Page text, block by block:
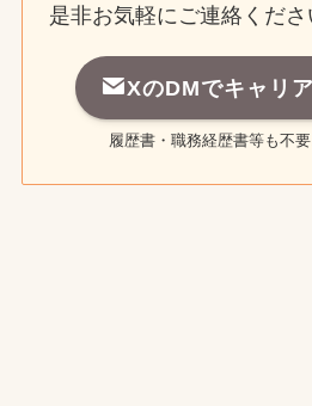
是非お気軽にご連絡くださ
XのDMでキャリ
履歴書・職務経歴書等も不